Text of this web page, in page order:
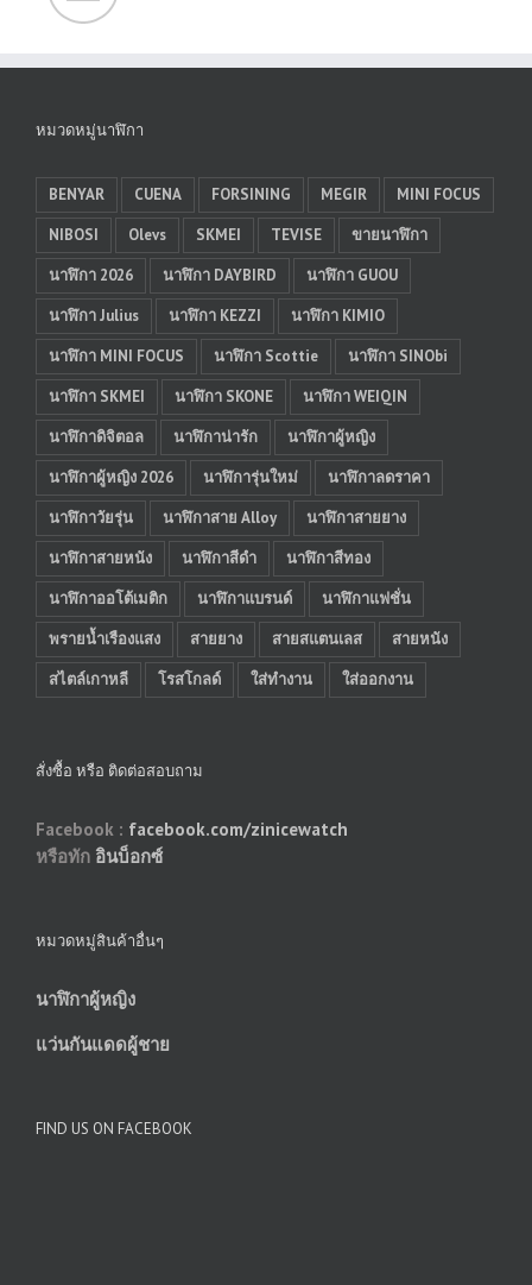
หมวดหมู่นาฬิกา
BENYAR CUENA FORSINING MEGIR
MINI FOCUS
NIBOSI
Olevs SKMEI TEVISE
ขายนาฬิกา
นาฬิกา 2026
นาฬิกา DAYBIRD
นาฬิกา GUOU
นาฬิกา Julius
นาฬิกา KEZZI
นาฬิกา KIMIO
นาฬิกา MINI FOCUS
นาฬิกา Scottie
นาฬิกา SINObi
นาฬิกา SKMEI
นาฬิกา SKONE
นาฬิกา WEIQIN
นาฬิกาดิจิตอล
นาฬิกาน่ารัก
นาฬิกาผู้หญิง
นาฬิกาผู้หญิง 2026
นาฬิการุ่นใหม่
นาฬิกาลดราคา
นาฬิกาวัยรุ่น
นาฬิกาสาย Alloy
นาฬิกาสายยาง
นาฬิกาสายหนัง
นาฬิกาสีดำ
นาฬิกาสีทอง
นาฬิกาออโต้เมติก
นาฬิกาแบรนด์
นาฬิกาแฟชั่น
พรายน้ำเรืองแสง
สายยาง สายสแตนเลส
สายหนัง
สไตล์เกาหลี
โรสโกลด์ ใส่ทำงาน ใส่ออกงาน
สั่งซื้อ หรือ ติดต่อสอบถาม
Facebook : facebook.com/zinicewatch
หรือทัก อินบ็อกซ์
หมวดหมู่สินค้าอื่นๆ
นาฬิกาผู้หญิง
แว่นกันแดดผู้ชาย
FIND US ON FACEBOOK